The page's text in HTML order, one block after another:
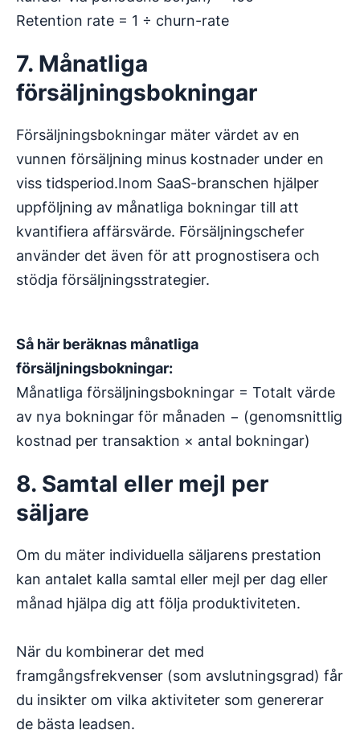
Retention rate = 1 ÷ churn-rate
7. Månatliga
försäljningsbokningar
Försäljningsbokningar mäter värdet av en
vunnen försäljning minus kostnader under en
viss tidsperiod.Inom SaaS-branschen hjälper
uppföljning av månatliga bokningar till att
kvantifiera affärsvärde. Försäljningschefer
använder det även för att prognostisera och
stödja försäljningsstrategier.
Så här beräknas månatliga
försäljningsbokningar:
Månatliga försäljningsbokningar = Totalt värde
av nya bokningar för månaden − (genomsnittlig
kostnad per transaktion × antal bokningar)
8. Samtal eller mejl per
säljare
Om du mäter individuella säljarens prestation
kan antalet kalla samtal eller mejl per dag eller
månad hjälpa dig att följa produktiviteten.
När du kombinerar det med
framgångsfrekvenser (som avslutningsgrad) får
du insikter om vilka aktiviteter som genererar
de bästa leadsen.